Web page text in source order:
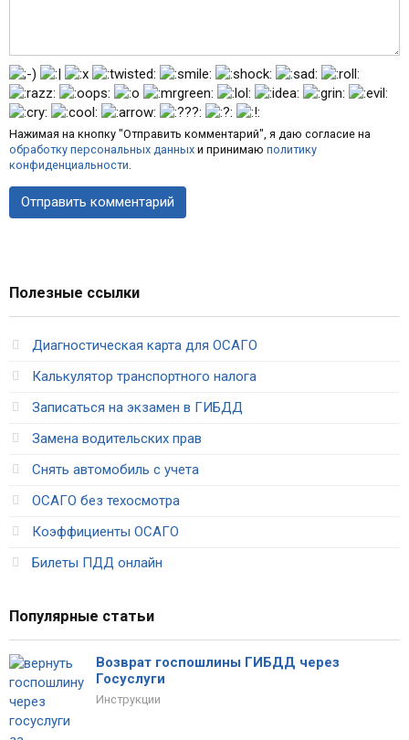
Нажимая на кнопку "Отправить комментарий", я даю согласие на
обработку персональных данных и принимаю политику
конфиденциальности.
Полезные ссылки
Диагностическая карта для ОСАГО
Калькулятор транспортного налога
Записаться на экзамен в ГИБДД
Замена водительских прав
Снять автомобиль с учета
ОСАГО без техосмотра
Коэффициенты ОСАГО
Билеты ПДД онлайн
Популярные статьи
Возврат госпошлины ГИБДД через
Госуслуги
Инструкции